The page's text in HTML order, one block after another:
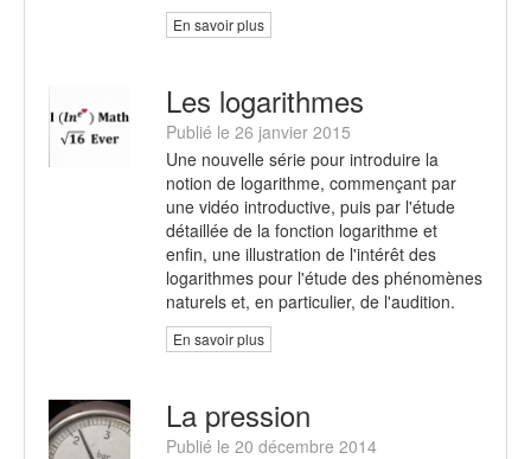
En savoir plus
Les logarithmes
Publié le 26 janvier 2015
Une nouvelle série pour introduire la
notion de logarithme, commençant par
une vidéo introductive, puis par l'étude
détaillée de la fonction logarithme et
enfin, une illustration de l'intérêt des
logarithmes pour l'étude des phénomènes
naturels et, en particulier, de l'audition.
En savoir plus
La pression
Publié le 20 décembre 2014